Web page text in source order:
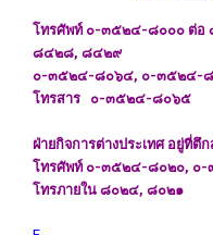
โทรศัพท์ ๐-๓๕๒๔-๘๐๐๐ ต่
๘๔๒๘, ๘๔๒๙
๐-๓๕๒๔-๘๐๖๔, ๐-๓๕๒๔-
โทรสาร ๐-๓๕๒๔-๘๐๖๕
ฝ่ายกิจการต่างประเทศ อยู่ที่
โทรศัพท์ ๐-๓๕๒๔-๘๐๒๐, ๐
โทรภายใน ๘๐๒๔, ๘๐๒๑